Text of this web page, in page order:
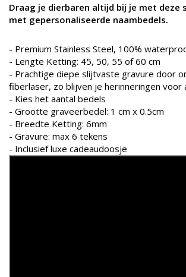
Draag je dierbaren altijd bij je met deze
met gepersonaliseerde naambedels.
- Premium Stainless Steel, 100%
- Lengte Ketting: 45, 50, 55 of 60 cm
- Prachtige diepe slijtvaste gravure door
fiberlaser, zo blijven je herinneringen voor
- Kies het aantal bedels
- Grootte graveerbedel: 1 cm x 0.5cm
- Breedte Ketting: 6mm
- Gravure: max 6 tekens
- Inclusief luxe cadeaudoosje